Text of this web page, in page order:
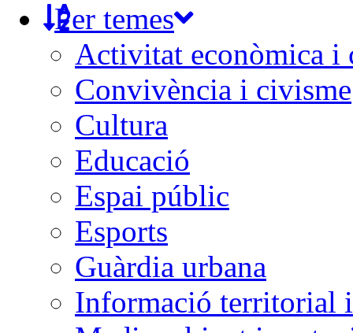
Per temes
Activitat econòmica i
Convivència i civisme
Cultura
Educació
Espai públic
Esports
Guàrdia urbana
Informació territorial